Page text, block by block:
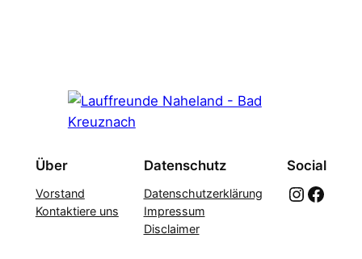
Über
Vorstand
Kontaktiere uns
Datenschutz
Datenschutzerklärung
Impressum
Disclaimer
Social
Instagram Facebook